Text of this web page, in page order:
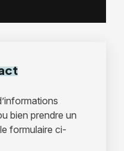
bien prendre un
formulaire ci-